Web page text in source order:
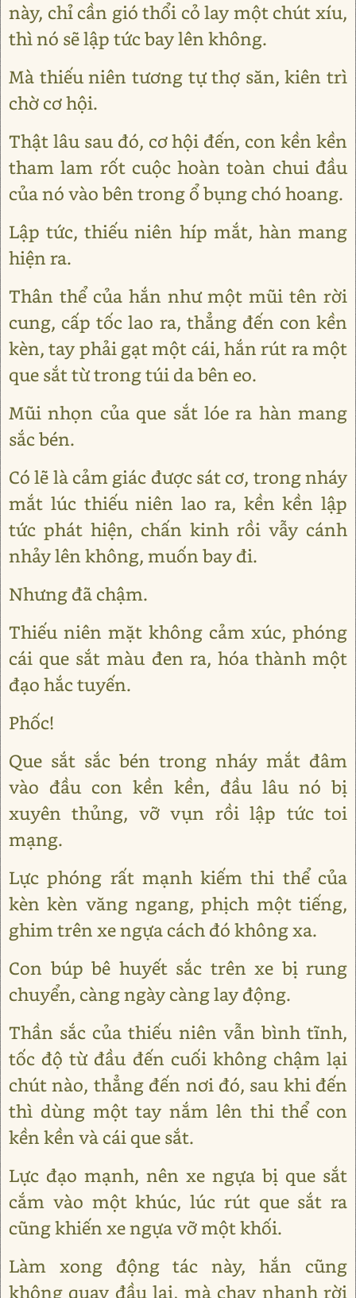
này, chỉ cần gió thổi cỏ lay một chút xíu,
thì nó sẽ lập tức bay lên không.
Mà thiếu niên tương tự thợ săn, kiên trì
chờ cơ hội.
Thật lâu sau đó, cơ hội đến, con kền kền
tham lam rốt cuộc hoàn toàn chui đầu
của nó vào bên trong ổ bụng chó hoang.
Lập tức, thiếu niên híp mắt, hàn mang
hiện ra.
Thân thể của hắn như một mũi tên rời
cung, cấp tốc lao ra, thẳng đến con kền
kèn, tay phải gạt một cái, hắn rút ra một
que sắt từ trong túi da bên eo.
Mũi nhọn của que sắt lóe ra hàn mang
sắc bén.
Có lẽ là cảm giác được sát cơ, trong nháy
mắt lúc thiếu niên lao ra, kền kền lập
tức phát hiện, chấn kinh rồi vẫy cánh
nhảy lên không, muốn bay đi.
Nhưng đã chậm.
Thiếu niên mặt không cảm xúc, phóng
cái que sắt màu đen ra, hóa thành một
đạo hắc tuyến.
Phốc!
Que sắt sắc bén trong nháy mắt đâm
vào đầu con kền kền, đầu lâu nó bị
xuyên thủng, vỡ vụn rồi lập tức toi
mạng.
Lực phóng rất mạnh kiếm thi thể của
kèn kèn văng ngang, phịch một tiếng,
ghim trên xe ngựa cách đó không xa.
Con búp bê huyết sắc trên xe bị rung
chuyển, càng ngày càng lay động.
Thần sắc của thiếu niên vẫn bình tĩnh,
tốc độ từ đầu đến cuối không chậm lại
chút nào, thẳng đến nơi đó, sau khi đến
thì dùng một tay nắm lên thi thể con
kền kền và cái que sắt.
Lực đạo mạnh, nên xe ngựa bị que sắt
cắm vào một khúc, lúc rút que sắt ra
cũng khiến xe ngựa vỡ một khối.
Làm xong động tác này, hắn cũng
không quay đầu lại, mà chạy nhanh rời